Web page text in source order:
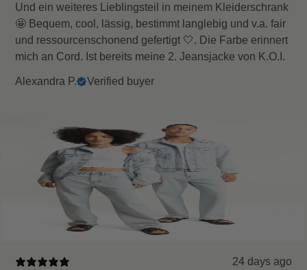
Und ein weiteres Lieblingsteil in meinem Kleiderschrank
🤩 Bequem, cool, lässig, bestimmt langlebig und v.a. fair
und ressourcenschonend gefertigt 🤍. Die Farbe erinnert
mich an Cord. Ist bereits meine 2. Jeansjacke von K.O.I.
Alexandra P. Verified buyer
24 days ago